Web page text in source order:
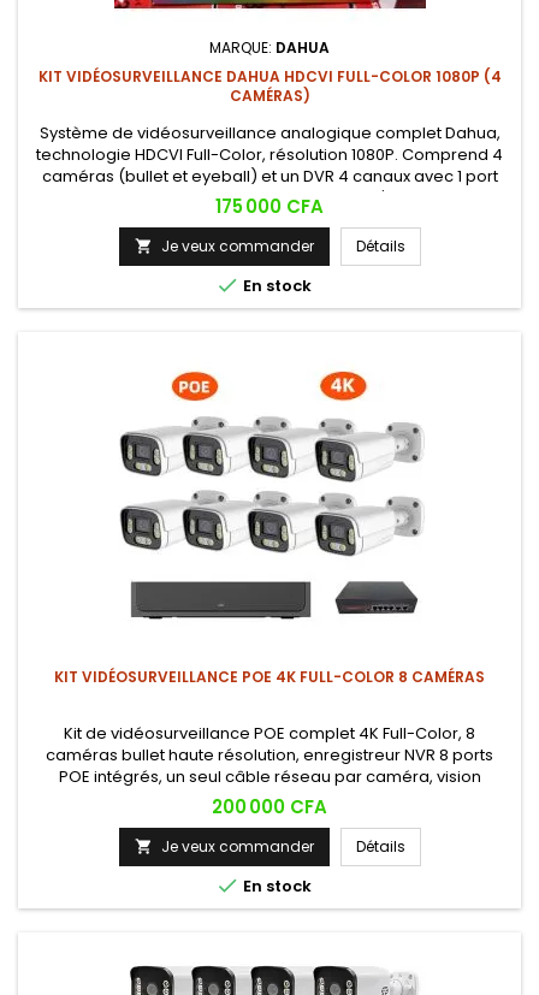
MARQUE: DAHUA
KIT VIDÉOSURVEILLANCE DAHUA HDCVI FULL-COLOR 1080P (4
CAMÉRAS)
Système de vidéosurveillance analogique complet Dahua,
technologie HDCVI Full-Color, résolution 1080P. Comprend 4
caméras (bullet et eyeball) et un DVR 4 canaux avec 1 port
SATA. Vision couleur jour et nuit grâce à l'IA intégrée.
Prix
175 000 CFA
 Je veux commander Détails
 En stock
KIT VIDÉOSURVEILLANCE POE 4K FULL-COLOR 8 CAMÉRAS
Kit de vidéosurveillance POE complet 4K Full-Color, 8
caméras bullet haute résolution, enregistreur NVR 8 ports
POE intégrés, un seul câble réseau par caméra, vision
nocturne en couleur, détection de mouvement, visualisation
smartphone. Installation Plug &amp; Play.
Prix
200 000 CFA
 Je veux commander Détails
 En stock